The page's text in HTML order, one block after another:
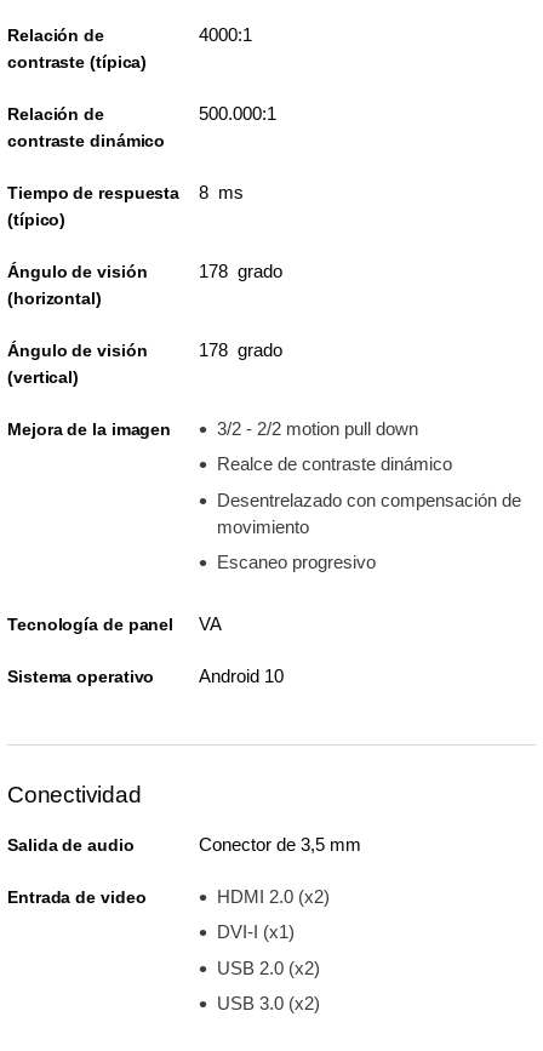
Relación de
contraste (típica)
4000:1
Relación de
contraste dinámico
500.000:1
Tiempo de respuesta
(típico)
8 ms
Ángulo de visión
(horizontal)
178 grado
Ángulo de visión
(vertical)
178 grado
Mejora de la imagen
3/2 - 2/2 motion pull down
Realce de contraste dinámico
Desentrelazado con compensación de
movimiento
Escaneo progresivo
Tecnología de panel VA
Sistema operativo Android 10
Conectividad
Salida de audio Conector de 3,5 mm
Entrada de video
HDMI 2.0 (x2)
DVI-I (x1)
USB 2.0 (x2)
USB 3.0 (x2)